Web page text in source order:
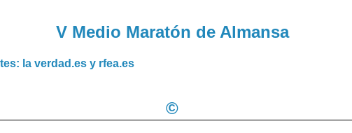
V Medio Maratón de Almansa
la verdad.es y rfea.es
©